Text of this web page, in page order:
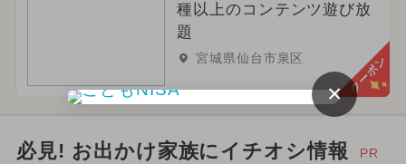
種以上のコンテンツ遊び放
題
宮城県仙台市泉区 クーポン
必見! お出かけ家族にイチオシ情報 PR
×